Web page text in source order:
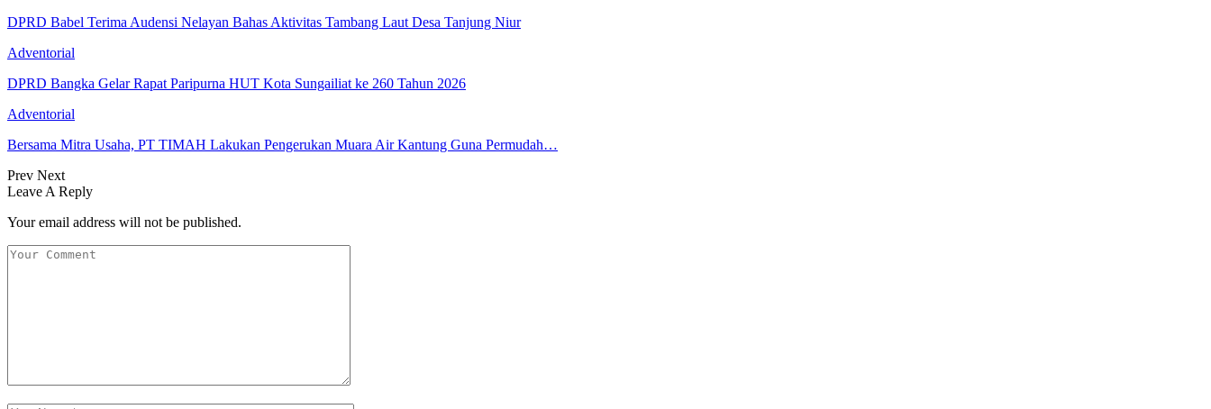
DPRD Babel Terima Audensi Nelayan Bahas Aktivitas Tambang Laut Desa Tanjung Niur
Adventorial
DPRD Bangka Gelar Rapat Paripurna HUT Kota Sungailiat ke 260 Tahun 2026
Adventorial
Bersama Mitra Usaha, PT TIMAH Lakukan Pengerukan Muara Air Kantung Guna Permudah…
Prev Next
Leave A Reply
Your email address will not be published.